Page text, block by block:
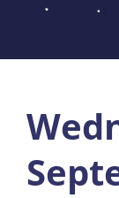
contenido
sitio